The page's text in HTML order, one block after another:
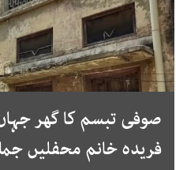
صوفی تبسم کا گھر
فریدہ خانم محفلیں